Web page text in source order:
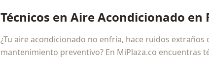
Técnicos en Aire Acondicionado en
¿Tu aire acondicionado no enfría, hace ruidos extraños
mantenimiento preventivo? En MiPlaza.co encuentras